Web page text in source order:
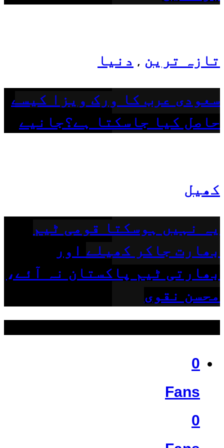
تازہ ترین , دنیا
سعودی عرب کا ورک ویزا کیسے
حاصل کیا جاسکتا ہے؟جانیے
کھیل
یہ نہیں ہوسکتا قومی ٹیم
بھارت جاکر کھیلے اور
بھارتی ٹیم پاکستان نہ آئے،
محسن نقوی
0
Fans
0